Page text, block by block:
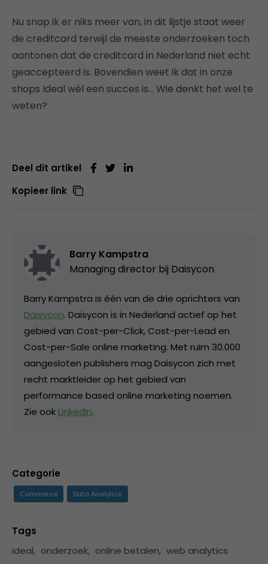
Nu snap ik er niks meer van, in dit lijstje staat weer
de creditcard terwijl de meeste onderzoeken toch
aantonen dat de creditcard in Nederland niet echt
geaccepteerd is. Bovendien weet ik dat in onze
shops Ideal wél een succes is… Wie denkt het wel te
weten?
Deel dit artikel
Kopieer link
Barry Kampstra
Managing director bij Daisycon
Barry Kampstra is één van de drie oprichters van
Daisycon. Daisycon is in Nederland actief op het
gebied van Cost-per-Click, Cost-per-Lead en
Cost-per-Sale online marketing. Met ruim 30.000
aangesloten publishers mag Daisycon zich met
recht marktleider op het gebied van
performance based online marketing noemen.
Zie ook LinkedIn.
Categorie
Commerce Data Analytics
Tags
ideal, onderzoek, online betalen, web analytics